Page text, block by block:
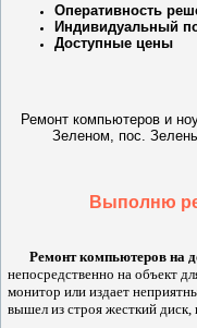
Оперативность
Индивидуальный
Доступные цены
Ремонт компьютеров и
Зеленом, пос.
Выполню
Ремонт компьютеров на
непосредственно на объект
монитор или издает
вышел из строя жесткий диск,